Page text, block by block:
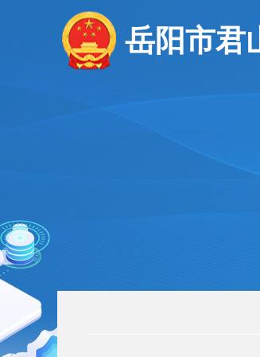
岳阳市君